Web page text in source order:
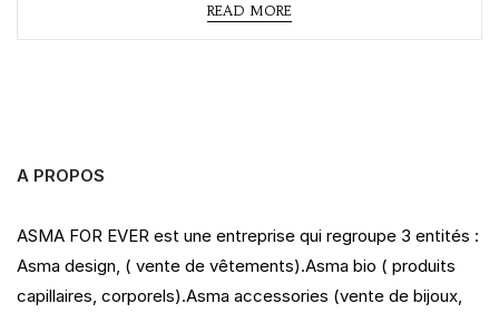
e
d
0
READ MORE
A PROPOS
ASMA FOR EVER est une entreprise qui regroupe 3 entités :
Asma design, ( vente de vêtements).Asma bio ( produits
capillaires, corporels).Asma accessories (vente de bijoux,